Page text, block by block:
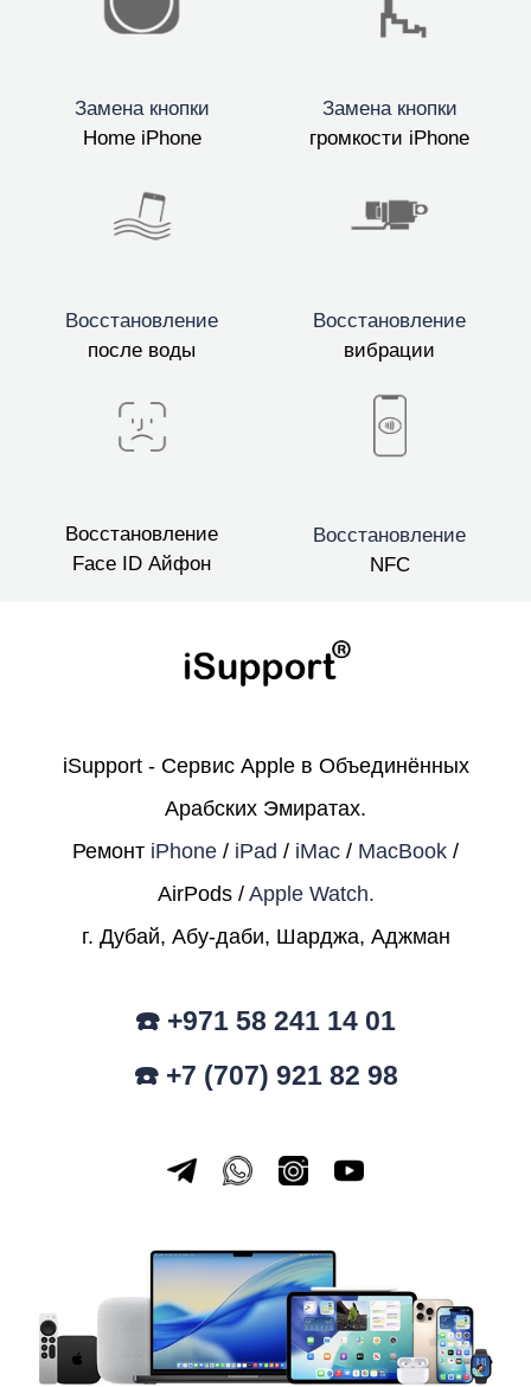
Замена кнопки
Home iPhone
Замена кнопки
громкости iPhone
Восстановление
после воды
Восстановление
вибрации
Восстановление
Face ID Айфон
Восстановление
NFC
iSupport - Сервис Apple в Объединённых
Арабских Эмиратах.
Ремонт iPhone / iPad / iMac / MacBook /
AirPods / Apple Watch.
г. Дубай, Абу-даби, Шарджа, Аджман
☎️ +971 58 241 14 01
☎️ +7 (707) 921 82 98